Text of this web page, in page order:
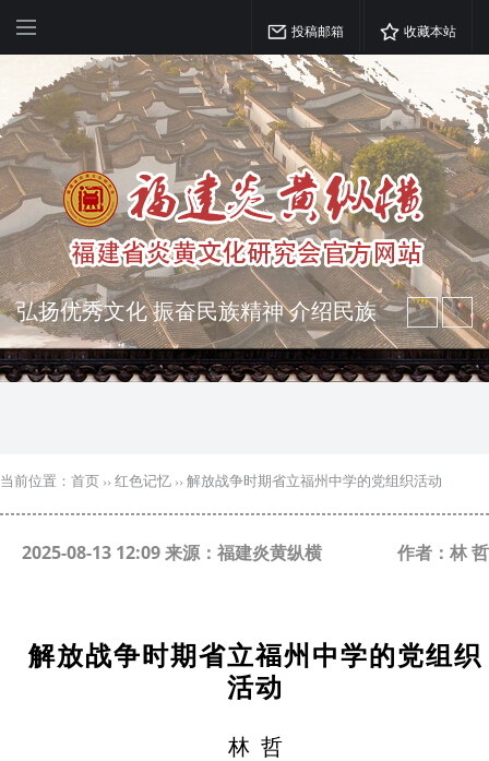
投稿邮箱 收藏本站
弘扬优秀文化 振奋民族精神 介绍民族
瑰宝 宣传中华精英
突出海西特色 报道台港澳侨 坚持古为
当前位置： 首页 ›› 红色记忆 ›› 解放战争时期省立福州中学的党组织活动
2025-08-13 12:09 来源：福建炎黄纵横 作者：林 哲
解放战争时期省立福州中学的党组织
活动
林 哲